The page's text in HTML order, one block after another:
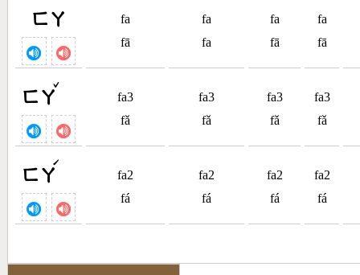
ㄈㄚ
fa
fā
fa
fa
fa
fā
fa
fā
ㄈㄚ
ˇ
fa3
fǎ
fa3
fǎ
fa3
fǎ
fa3
fǎ
ㄈㄚ
ˊ
fa2
fá
fa2
fá
fa2
fá
fa2
fá